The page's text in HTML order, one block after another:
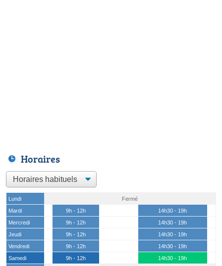
Horaires
Lundi
Fermé
Mardi
9h - 12h
14h30 - 19h
Mercredi
9h - 12h
14h30 - 19h
Jeudi
9h - 12h
14h30 - 19h
Vendredi
9h - 12h
14h30 - 19h
Samedi
9h - 12h
14h30 - 19h